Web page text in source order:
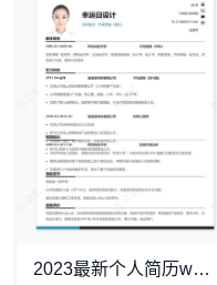
2023最新个人简历word模板(14)